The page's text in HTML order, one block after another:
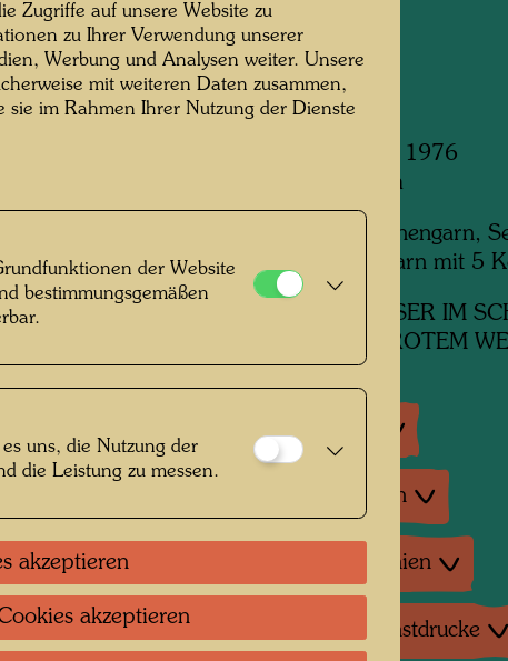
Tapisserie
1976
Vienna, January - July 1976
1720 mm x 1320 mm
Gewebt aus Wolle, Leinengarn,
Silbergesponnenem Garn mit 5
557 HÄUSER IM
SILBERREGEN MIT ROTEM
Einzelausstellungen
Gruppenausstellungen
Literatur: Monographien
Reproduktionen, Kunstdrucke
Zugriffe auf unsere Website zu
zu Ihrer Verwendung unserer
Werbung und Analysen weiter. Unsere
mit weiteren Daten zusammen,
im Rahmen Ihrer Nutzung der Dienste
der Website
bestimmungsgemäßen
uns, die Nutzung der
die Leistung zu messen.
akzeptieren
akzeptieren